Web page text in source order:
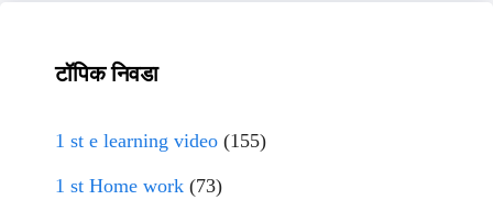
टॉपिक निवडा
1 st e learning video (155)
1 st Home work (73)